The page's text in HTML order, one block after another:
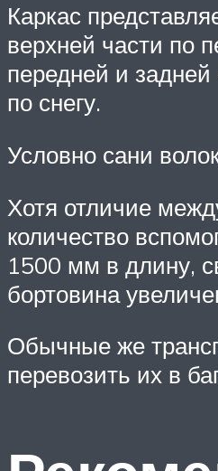
Каркас
верхней части по
передней и задней
по снегу.
Условно сани
Хотя отличие
количество
1500 мм в длину,
бортовина
Обычные же
перевозить их в